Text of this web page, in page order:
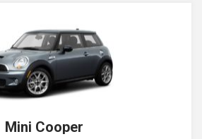
Mini Cooper